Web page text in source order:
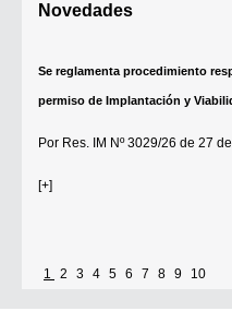
Novedades
Se reglamenta procedimiento
permiso de Implantación y
Por Res. IM Nº 3029/26 de 27
[+]
1 2 3 4 5 6 7 8 9 10